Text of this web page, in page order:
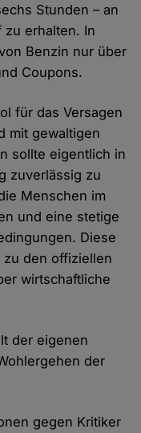
Stunden – an
zu erhalten. In
Benzin nur über
Coupons.
für das Versagen
mit gewaltigen
sollte eigentlich in
zuverlässig zu
Menschen im
und eine stetige
Diese
zu den offiziellen
wirtschaftliche
der eigenen
der
gegen Kritiker